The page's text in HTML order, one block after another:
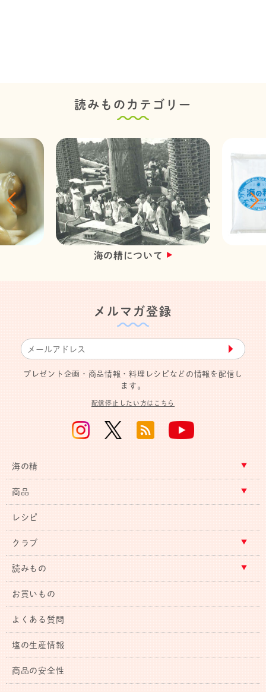
読みものカテゴリー
海の精について
メルマガ登録
▶︎
プレゼント企画・商品情報・料理レシピなどの情報を配信し
ます。
配信停止したい方はこちら
海の精
商品
レシピ
クラブ
読みもの
お買いもの
よくある質問
塩の生産情報
商品の安全性